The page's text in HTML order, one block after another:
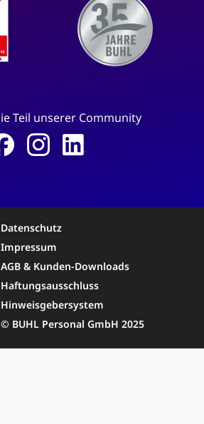
Teil unserer Community
Datenschutz
Impressum
AGB & Kunden-Downloads
Haftungsausschluss
Hinweisgebersystem
© BUHL Personal GmbH 2025